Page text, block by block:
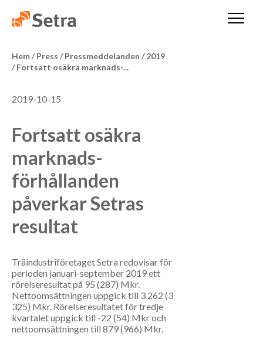
Hem/ Press / Pressmeddelanden / 2019
/ Fortsatt osäkra marknads-...
2019-10-15
Fortsatt osäkra
marknads-
förhållanden
påverkar Setras
resultat
Träindustriföretaget Setra redovisar för
perioden januari-september 2019 ett
rörelseresultat på 95 (287) Mkr.
Nettoomsättningen uppgick till 3 262 (3
325) Mkr. Rörelseresultatet för tredje
kvartalet uppgick till -22 (54) Mkr och
nettoomsättningen till 879 (966) Mkr.